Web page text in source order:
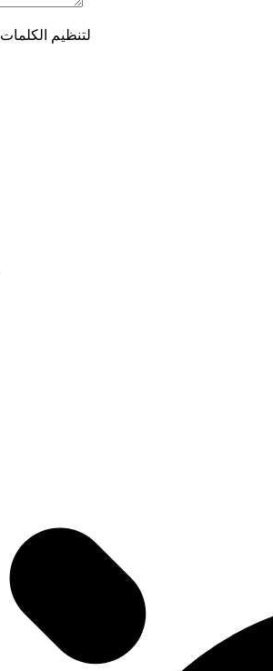
استخدم [Verse]، [Chorus]، [Bridge] لتنظيم الكلمات